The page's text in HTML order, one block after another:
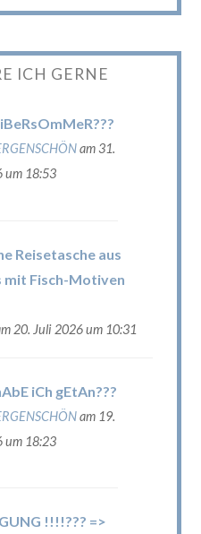
ICH GERNE
am 31.
um 18:53
Reisetasche aus
mit Fisch-Motiven
20. Juli 2026 um 10:31
iCh gEtAn???
am 19.
um 18:23
!!!!??? =>